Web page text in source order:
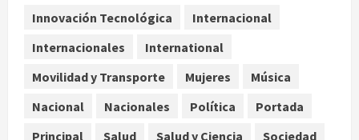
5
Sheinbaum confirma que el papa
gira por América Latina
Innovación Tecnológica
Internacional
Internacionales
International
Movilidad y Transporte
Mujeres
Música
Nacional
Nacionales Política
Portada
Principal
Salud Salud y Ciencia Sociedad